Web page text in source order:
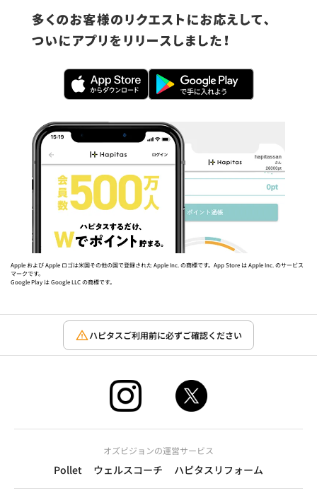
Apple および Apple ロゴは米国その他の国で登録された Apple Inc. の商標です。App Store は Apple Inc. のサービス
マークです。
Google Play は Google LLC の商標です。
ハピタスご利用前に必ずご確認ください
オズビジョンの運営サービス
Pollet ウェルスコーチ ハピタスリフォーム